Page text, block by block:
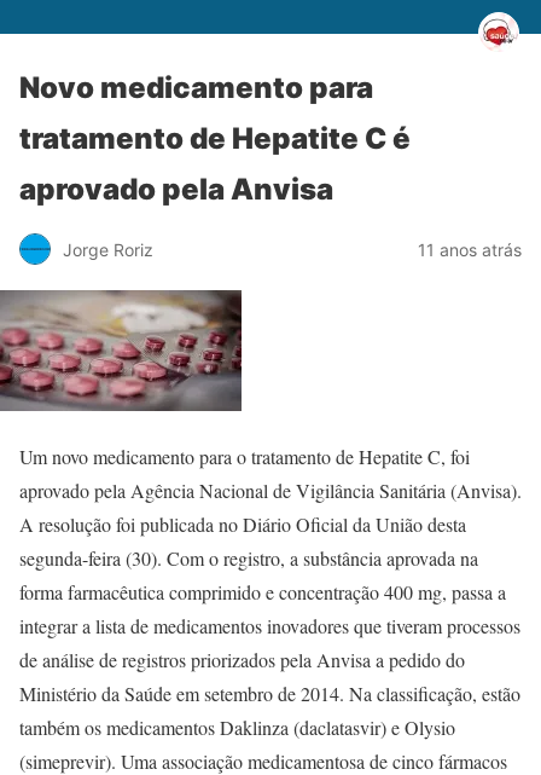
Novo medicamento para
tratamento de Hepatite C é
aprovado pela Anvisa
Jorge Roriz 11 anos atrás
Um novo medicamento para o tratamento de Hepatite C, foi
aprovado pela Agência Nacional de Vigilância Sanitária (Anvisa).
A resolução foi publicada no Diário Oficial da União desta
segunda-feira (30). Com o registro, a substância aprovada na
forma farmacêutica comprimido e concentração 400 mg, passa a
integrar a lista de medicamentos inovadores que tiveram processos
de análise de registros priorizados pela Anvisa a pedido do
Ministério da Saúde em setembro de 2014. Na classificação, estão
também os medicamentos Daklinza (daclatasvir) e Olysio
(simeprevir). Uma associação medicamentosa de cinco fármacos